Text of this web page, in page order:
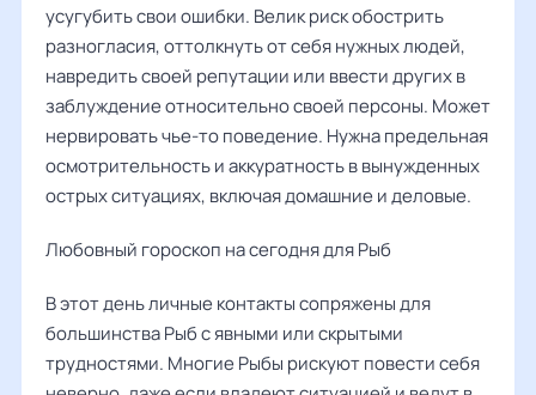
усугубить свои ошибки. Велик риск обострить
разногласия, оттолкнуть от себя нужных людей,
навредить своей репутации или ввести других в
заблуждение относительно своей персоны. Может
нервировать чье-то поведение. Нужна предельная
осмотрительность и аккуратность в вынужденных
острых ситуациях, включая домашние и деловые.
Любовный гороскоп на сегодня для Рыб
В этот день личные контакты сопряжены для
большинства Рыб с явными или скрытыми
трудностями. Многие Рыбы рискуют повести себя